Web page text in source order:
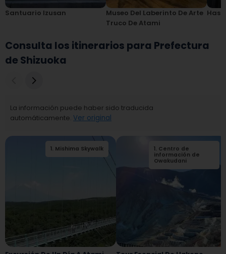
Santuario Izusan
Museo Del Laberinto De Arte
Truco De Atami
Consulta los itinerarios para Prefectura
de Shizuoka
La información puede haber sido traducida
automáticamente. Ver original
1. Mishima Skywalk 2 Parque de la
ciudad de Mishima
Rakujuen
1. Centro de
información de
Owakudani